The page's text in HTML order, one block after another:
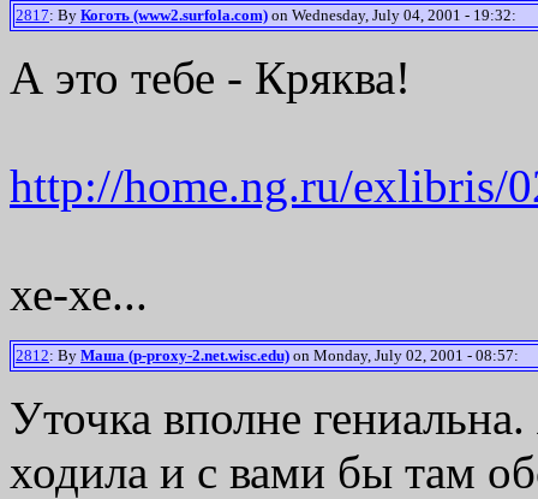
2817: By Коготь (www2.surfola.com) on Wednesday, July 04, 2001 - 19:32:
А это тебе - Кряква!
http://home.ng.ru/exlibris/
хе-хе...
2812: By Маша (p-proxy-2.net.wisc.edu) on Monday, July 02, 2001 - 08:57:
Уточка вполне
ходила и с вами бы там